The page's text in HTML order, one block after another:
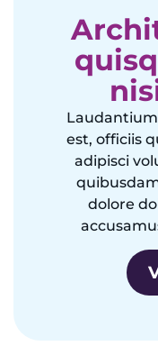
est, officiis
adipisci
dolore